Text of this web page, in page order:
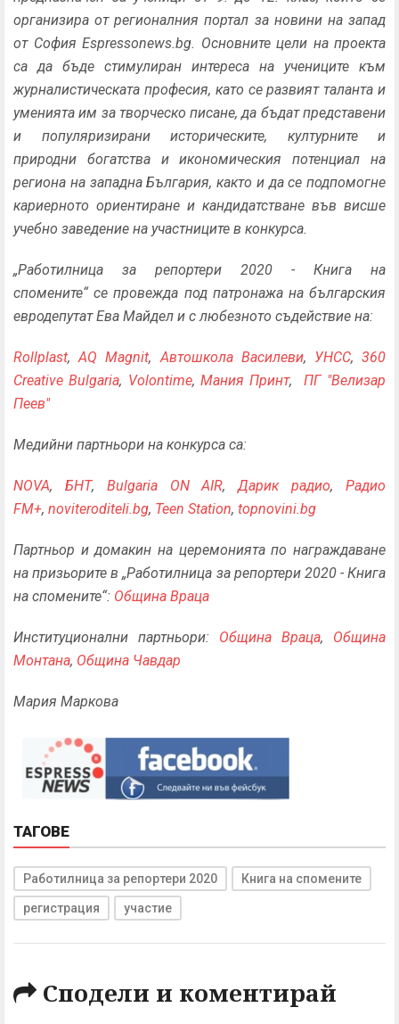
организира от регионалния портал за новини на запад
от София Espressonews.bg. Основните цели на проекта
са да бъде стимулиран интереса на учениците към
журналистическата професия, като се развият таланта и
уменията им за творческо писане, да бъдат представени
и популяризирани историческите, културните и
природни богатства и икономическия потенциал на
региона на западна България, както и да се подпомогне
кариерното ориентиране и кандидатстване във висше
учебно заведение на участниците в конкурса.
„Работилница за репортери 2020 - Книга на
спомените“ се провежда под патронажа на българския
евродепутат Ева Майдел и с любезното съдействие на:
Rollplast,AQ Magnit,Автошкола Василеви, УНСС,360
Creative Bulgaria, Volontime, Мания Принт,
ПГ "Велизар
Пеев"
Медийни партньори на конкурса са:
NOVA, БНТ, Bulgaria ON AIR,Дарик радио, Радио
FM+, noviteroditeli.bg, Teen Station, topnovini.bg
Партньор и домакин на церемонията по награждаване
на призьорите в „Работилница за репортери 2020 - Книга
на спомените“: Община Враца
Институционални партньори: Община Враца, Община
Монтана, Община Чавдар
Мария Маркова
ТАГОВЕ
Работилница за репортери 2020 Книга на спомените
регистрация участие
Сподели и коментирай